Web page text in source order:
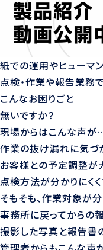
紙での運用やヒューマ
点検・作業や報告業務で
こんなお困りごと
無いですか？
現場からはこんな声が
作業の抜け漏れに気づ
お客様との予定調整が
点検方法が分かりにく
そもそも、作業対象が
事務所に戻ってからの
撮影した写真と報告書